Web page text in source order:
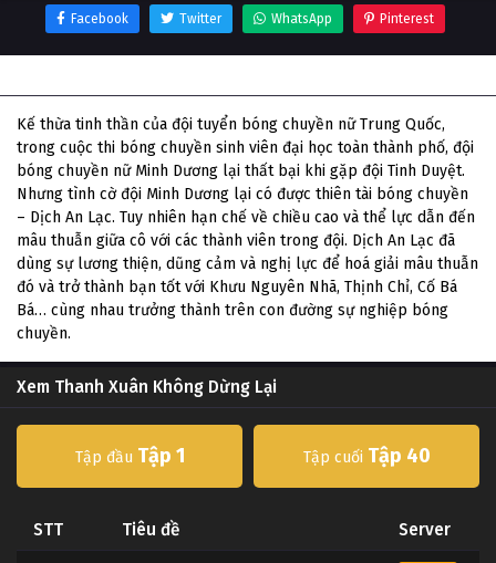
Facebook Twitter WhatsApp Pinterest
Kế thừa tinh thần của đội tuyển bóng chuyền nữ Trung Quốc,
trong cuộc thi bóng chuyền sinh viên đại học toàn thành phố, đội
bóng chuyền nữ Minh Dương lại thất bại khi gặp đội Tinh Duyệt.
Nhưng tình cờ đội Minh Dương lại có được thiên tài bóng chuyền
– Dịch An Lạc. Tuy nhiên hạn chế về chiều cao và thể lực dẫn đến
mâu thuẫn giữa cô với các thành viên trong đội. Dịch An Lạc đã
dùng sự lương thiện, dũng cảm và nghị lực để hoá giải mâu thuẫn
đó và trở thành bạn tốt với Khưu Nguyên Nhã, Thịnh Chỉ, Cố Bá
Bá… cùng nhau trưởng thành trên con đường sự nghiệp bóng
chuyền.
Xem Thanh Xuân Không Dừng Lại
Tập đầu Tập 1 Tập cuối Tập 40
STT Tiêu đề Server